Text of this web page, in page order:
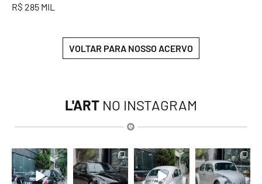
R$ 285 MIL
VOLTAR PARA NOSSO ACERVO
L'ART NO INSTAGRAM
lart.br
Ago 6
lart.br
Ago 6
lart.br
Ago 6
lart.br
Ago 6